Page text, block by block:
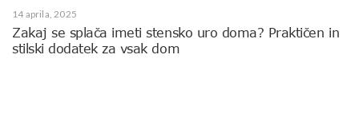
14 aprila, 2025
Zakaj se splača imeti stensko uro doma? Praktičen in
stilski dodatek za vsak dom